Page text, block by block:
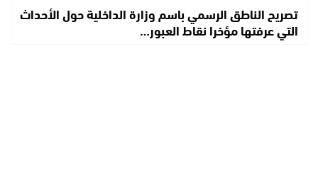
تصريح الناطق الرسمي باسم وزارة الداخلية حول الأحداث
التي عرفتها مؤخرا نقاط العبور…